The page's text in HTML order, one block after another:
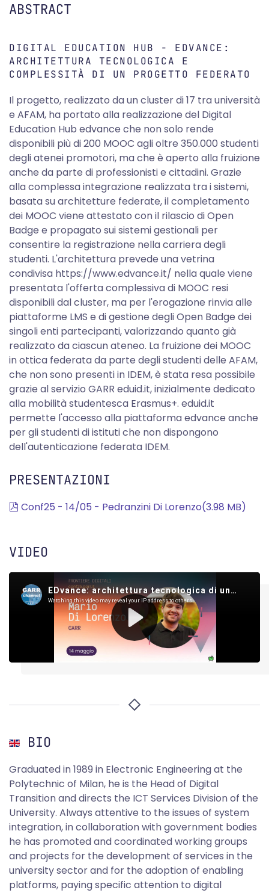
ABSTRACT
DIGITAL EDUCATION HUB - EDVANCE:
ARCHITETTURA TECNOLOGICA E
COMPLESSITÀ DI UN PROGETTO FEDERATO
Il progetto, realizzato da un cluster di 17 tra università
e AFAM, ha portato alla realizzazione del Digital
Education Hub edvance che non solo rende
disponibili più di 200 MOOC agli oltre 350.000 studenti
degli atenei promotori, ma che è aperto alla fruizione
anche da parte di professionisti e cittadini. Grazie
alla complessa integrazione realizzata tra i sistemi,
basata su architetture federate, il completamento
dei MOOC viene attestato con il rilascio di Open
Badge e propagato sui sistemi gestionali per
consentire la registrazione nella carriera degli
studenti. L'architettura prevede una vetrina
condivisa https://www.edvance.it/ nella quale viene
presentata l'offerta complessiva di MOOC resi
disponibili dal cluster, ma per l'erogazione rinvia alle
piattaforme LMS e di gestione degli Open Badge dei
singoli enti partecipanti, valorizzando quanto già
realizzato da ciascun ateneo. La fruizione dei MOOC
in ottica federata da parte degli studenti delle AFAM,
che non sono presenti in IDEM, è stata resa possibile
grazie al servizio GARR eduid.it, inizialmente dedicato
alla mobilità studentesca Erasmus+. eduid.it
permette l'accesso alla piattaforma edvance anche
per gli studenti di istituti che non dispongono
dell'autenticazione federata IDEM.
PRESENTAZIONI
pdf
Conf25 - 14/05 - Pedranzini Di Lorenzo(3.98 MB)
VIDEO
BIO
Graduated in 1989 in Electronic Engineering at the
Polytechnic of Milan, he is the Head of Digital
Transition and directs the ICT Services Division of the
University. Always attentive to the issues of system
integration, in collaboration with government bodies
he has promoted and coordinated working groups
and projects for the development of services in the
university sector and for the adoption of enabling
platforms, paying specific attention to digital